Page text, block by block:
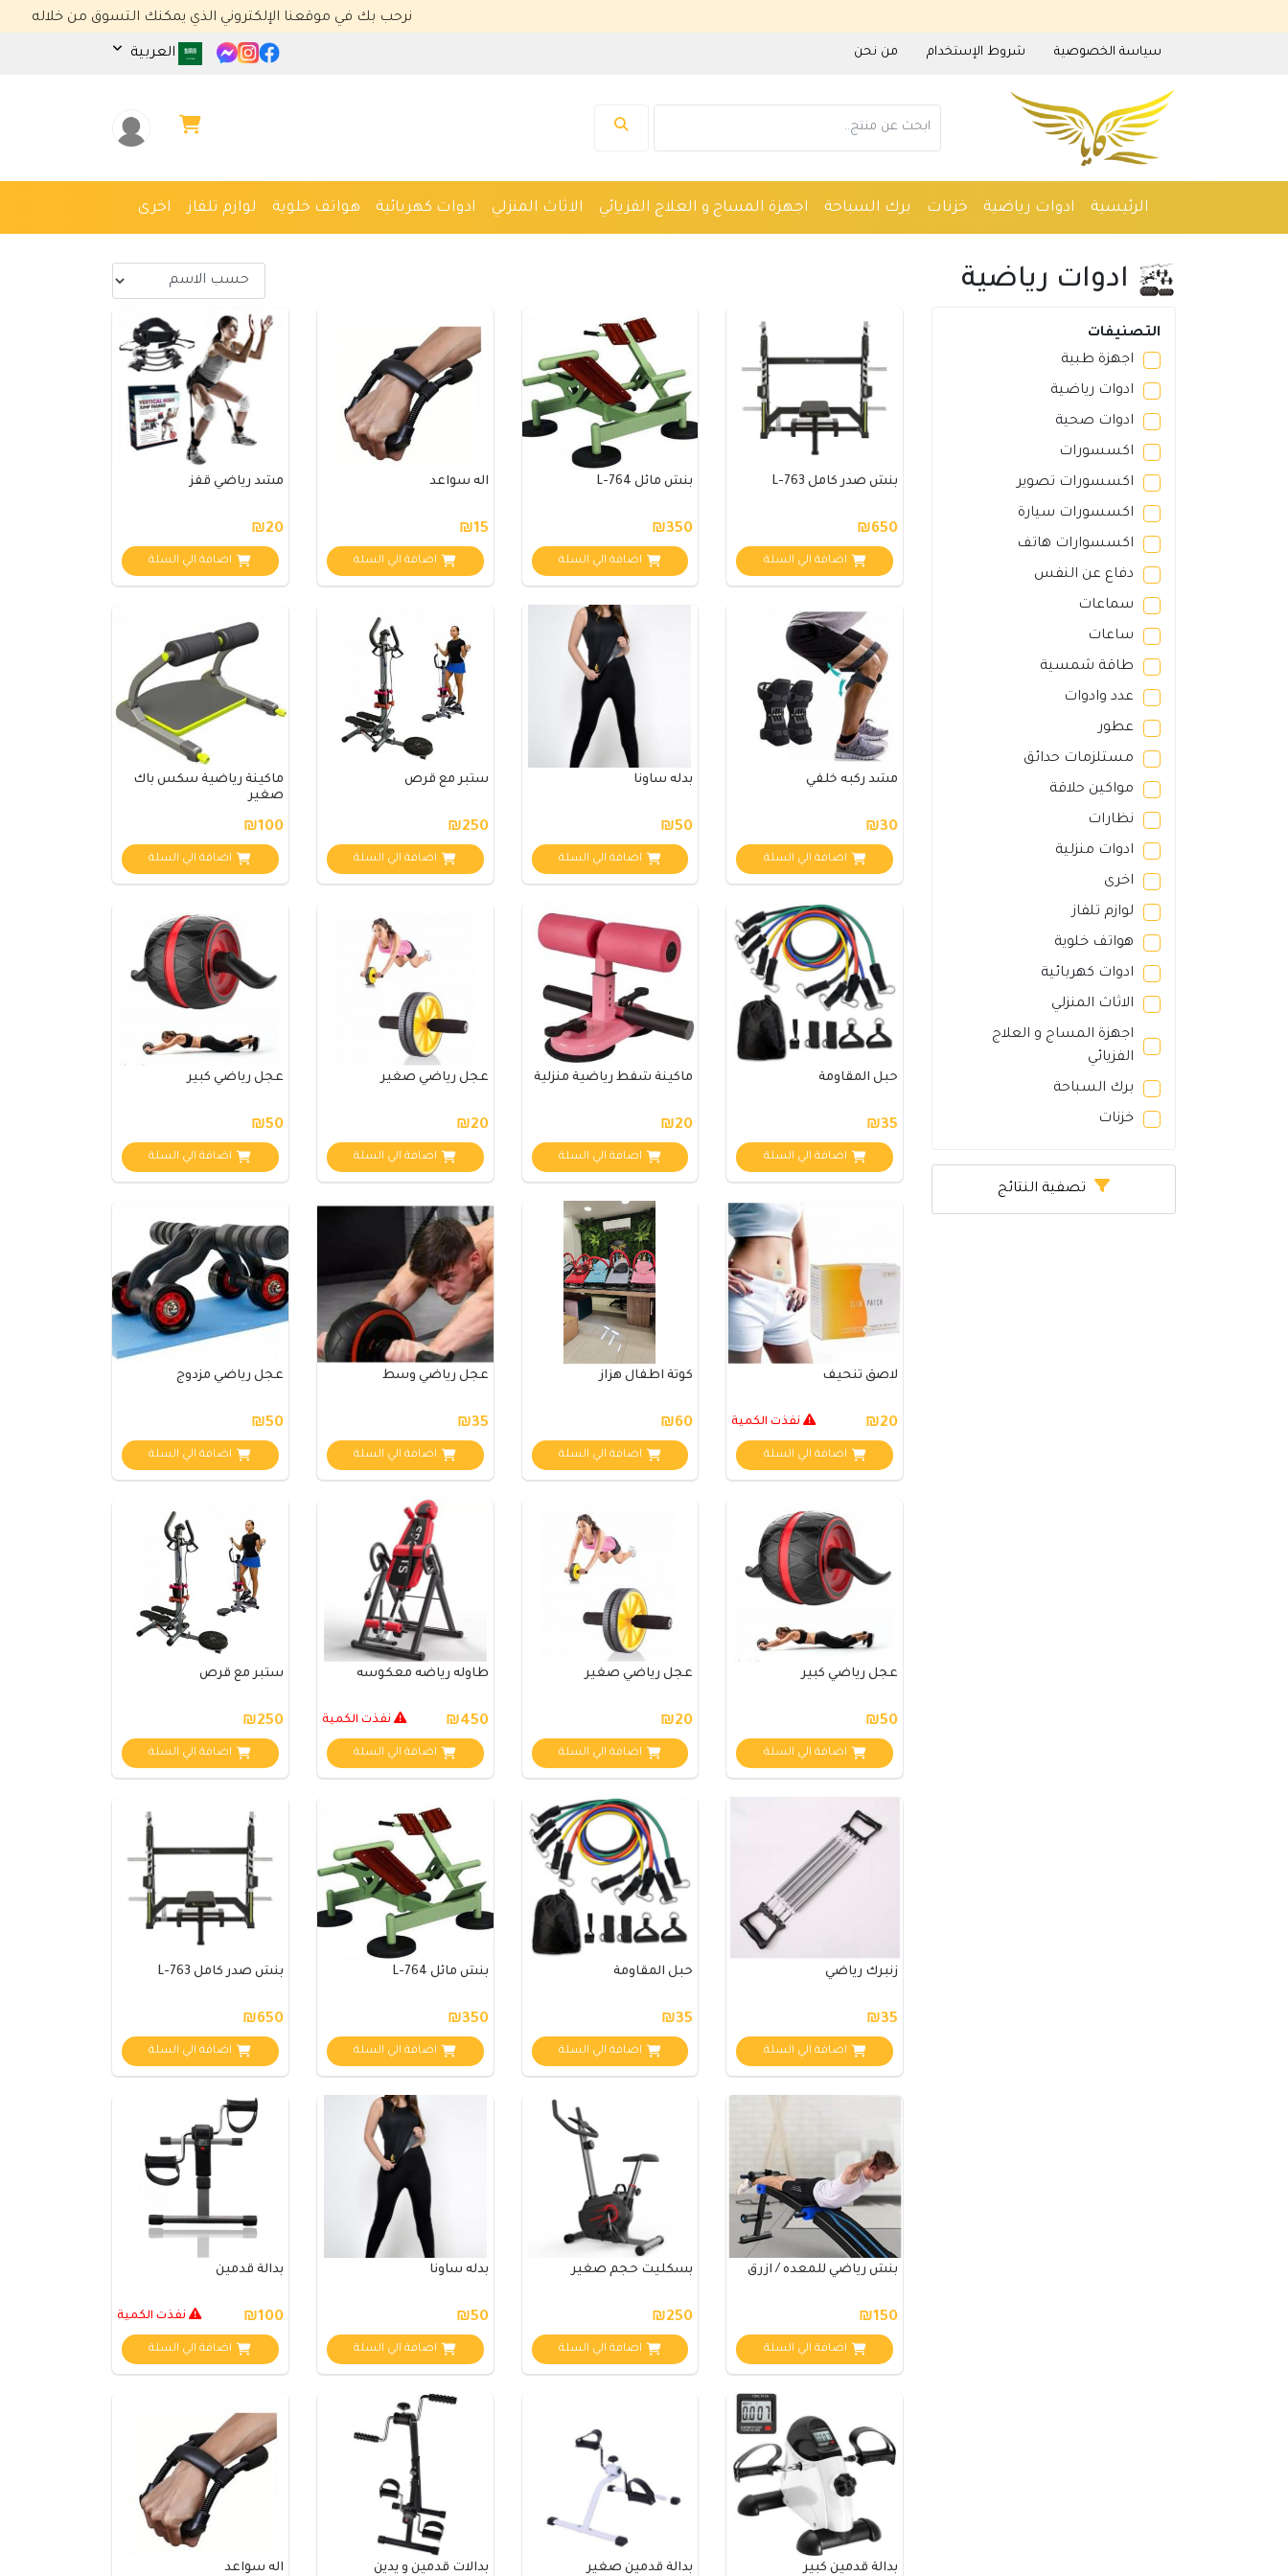
نرحب بك في موقعنا الإلكتروني الذي يمكنك التسوق من خلاله
سياسة الخصوصية شروط الإستخدام من نحن العربية
الرئيسية ادوات رياضية خزنات برك السباحة اجهزة المساج و العلاج الفزيائي الاثاث المنزلي ادوات كهربائية هواتف خلوية لوازم تلفاز اخرى
ادوات رياضية
التصنيفات
اجهزة طبية
ادوات رياضية
ادوات صحية
اكسسورات
اكسسورات تصوير
اكسسورات سيارة
اكسسوارات هاتف
دفاع عن النفس
سماعات
ساعات
طاقة شمسية
عدد وادوات
عطور
مستلزمات حدائق
مواكين حلاقة
نظارات
ادوات منزلية
اخرى
لوازم تلفاز
هواتف خلوية
ادوات كهربائية
الاثاث المنزلي
اجهزة المساج و العلاج
الفزيائي
برك السباحة
خزنات
تصفية النتائج
بنش صدر كامل L-763
₪650
اضافة الي السلة
بنش مائل L-764
₪350
اضافة الي السلة
اله سواعد
₪15
اضافة الي السلة
مشد رياضي قفز
₪20
اضافة الي السلة
مشد ركبه خلفي
₪30
اضافة الي السلة
بدله ساونا
₪50
اضافة الي السلة
ستبر مع قرص
₪250
اضافة الي السلة
ماكينة رياضية سكس باك
صغير
₪100
اضافة الي السلة
حبل المقاومة
₪35
اضافة الي السلة
ماكينة شفط رياضية منزلية
₪20
اضافة الي السلة
عجل رياضي صغير
₪20
اضافة الي السلة
عجل رياضي كبير
₪50
اضافة الي السلة
لاصق تنحيف
₪20 نفذت الكمية
اضافة الي السلة
كوتة اطفال هزاز
₪60
اضافة الي السلة
عجل رياضي وسط
₪35
اضافة الي السلة
عجل رياضي مزدوج
₪50
اضافة الي السلة
عجل رياضي كبير
₪50
اضافة الي السلة
عجل رياضي صغير
₪20
اضافة الي السلة
طاوله رياضه معكوسه
₪450 نفذت الكمية
اضافة الي السلة
ستبر مع قرص
₪250
اضافة الي السلة
زنبرك رياضي
₪35
اضافة الي السلة
حبل المقاومة
₪35
اضافة الي السلة
بنش مائل L-764
₪350
اضافة الي السلة
بنش صدر كامل L-763
₪650
اضافة الي السلة
بنش رياضي للمعده / ازرق
₪150
اضافة الي السلة
بسكليت حجم صغير
₪250
اضافة الي السلة
بدله ساونا
₪50
اضافة الي السلة
بدالة قدمين
₪100 نفذت الكمية
اضافة الي السلة
بدالة قدمين كبير بدالة قدمين صغير بدالات قدمين و يدين اله سواعد
مساعد كايا للتسويق الإلكتروني
مرحباً 👋 أنا مساعدك الذكي في كايا
للتسويق الإلكتروني.
كيف يمكنني مساعدتك؟ اكتب لي عن المنتج